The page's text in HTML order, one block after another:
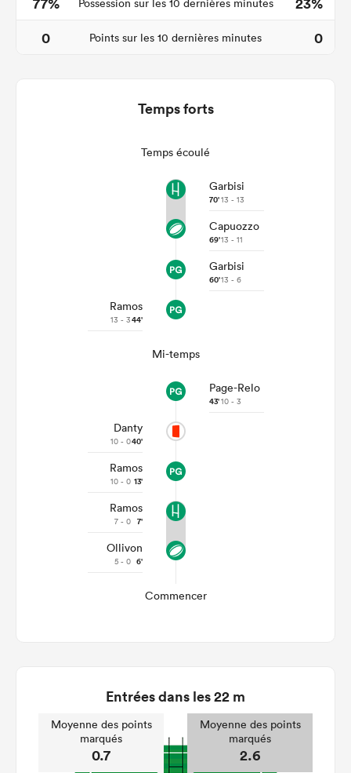
Possession sur les 10 dernières minutes
0
Points sur les 10 dernières minutes 0
Temps forts
Temps écoulé
Garbisi
70'13 - 13
Capuozzo
69'13 - 11
Garbisi
60'13 - 6
Ramos
13 - 344'
Mi-temps
Page-Relo
43'10 - 3
Danty
10 - 040'
Ramos
10 - 0 13'
Ramos
7 - 0 7'
Ollivon
5 - 0 6'
Commencer
Entrées dans les 22 m
Moyenne des points
marqués
0.7
Moyenne des points
marqués
2.6